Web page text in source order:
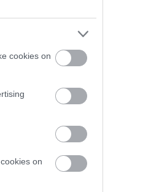
cookies on
on